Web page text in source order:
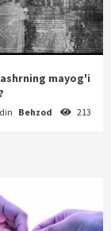
mayog'i
Behzod 213